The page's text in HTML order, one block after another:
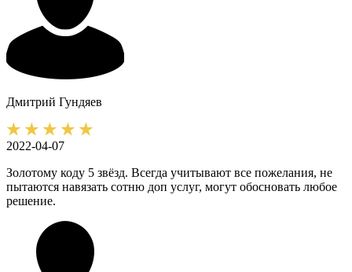
Дмитрий Гундяев
2022-04-07
Золотому коду 5 звёзд. Всегда учитывают все пожелания, не
пытаются навязать сотню доп услуг, могут обосновать любое
решение.